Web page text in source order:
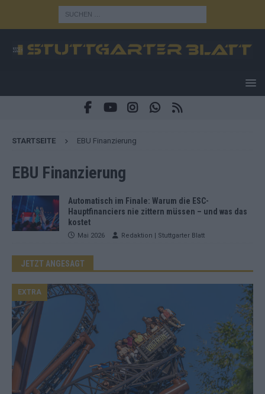
STARTSEITE EBU Finanzierung
EBU Finanzierung
Automatisch im Finale: Warum die ESC-
Hauptfinanciers nie zittern müssen – und was das
kostet
Mai 2026 Redaktion | Stuttgarter Blatt
JETZT ANGESAGT
EXTRA